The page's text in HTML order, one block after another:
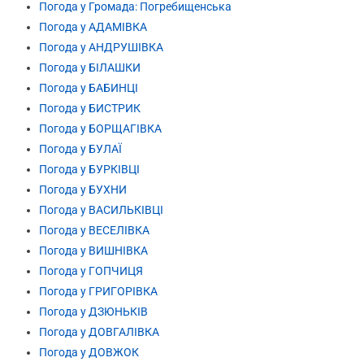
Погода у Громада: Погребищенська
Погода у АДАМІВКА
Погода у АНДРУШІВКА
Погода у БІЛАШКИ
Погода у БАБИНЦІ
Погода у БИСТРИК
Погода у БОРЩАГІВКА
Погода у БУЛАЇ
Погода у БУРКІВЦІ
Погода у БУХНИ
Погода у ВАСИЛЬКІВЦІ
Погода у ВЕСЕЛІВКА
Погода у ВИШНІВКА
Погода у ГОПЧИЦЯ
Погода у ГРИГОРІВКА
Погода у ДЗЮНЬКІВ
Погода у ДОВГАЛІВКА
Погода у ДОВЖОК